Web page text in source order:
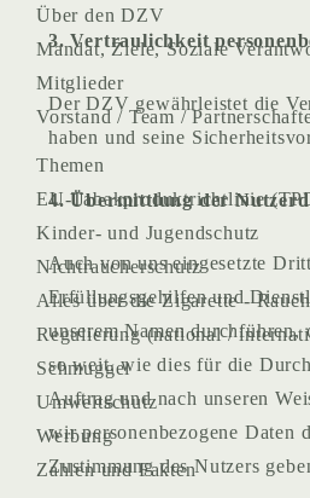
Über den DZV
Mandat, Ziele, Soziale
Mitglieder
Vorstand / Team /
Themen
EU-Tabakproduktrichtlinie
Kinder- und Jugendschutz
Nichtraucherschutz
Alles über die Zigarette -
Regulierung (national /
Schmuggel
Umweltschutz
Werbung
Zahlen und Fakten
3. Vertraulichkeit
Der DZV gewährleistet die
haben und seine
4. Übermittlung der
Auch von uns eingesetzte
Erfüllungsgehilfen und
unserem Namen
so weit, wie dies für die
Auftrag und nach unseren
wir personenbezogene Daten
Zustimmung des Nutzers